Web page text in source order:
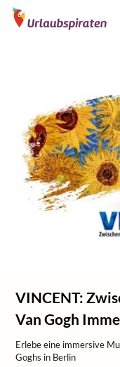
VINCENT:
Van Gogh
Erlebe eine immersive
Goghs in Berlin